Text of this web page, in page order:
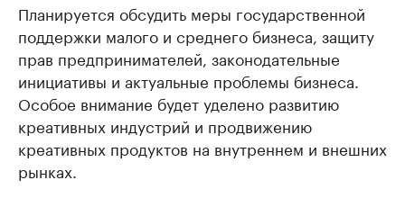
Планируется обсудить меры государственной
поддержки малого и среднего бизнеса, защиту
прав предпринимателей, законодательные
инициативы и актуальные проблемы бизнеса.
Особое внимание будет уделено развитию
креативных индустрий и продвижению
креативных продуктов на внутреннем и внешних
рынках.